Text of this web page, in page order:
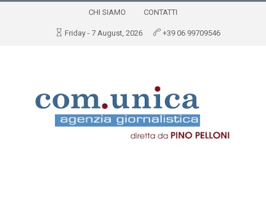
CHI SIAMO CONTATTI
Friday - 7 August, 2026 +39 06 99709546